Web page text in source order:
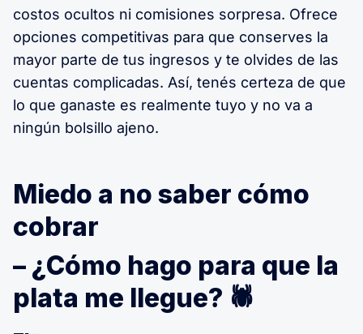
costos ocultos ni comisiones sorpresa. Ofrece
opciones competitivas para que conserves la
mayor parte de tus ingresos y te olvides de las
cuentas complicadas. Así, tenés certeza de que
lo que ganaste es realmente tuyo y no va a
ningún bolsillo ajeno.
Miedo a no saber cómo
cobrar
– ¿Cómo hago para que la
plata me llegue? 🕷️